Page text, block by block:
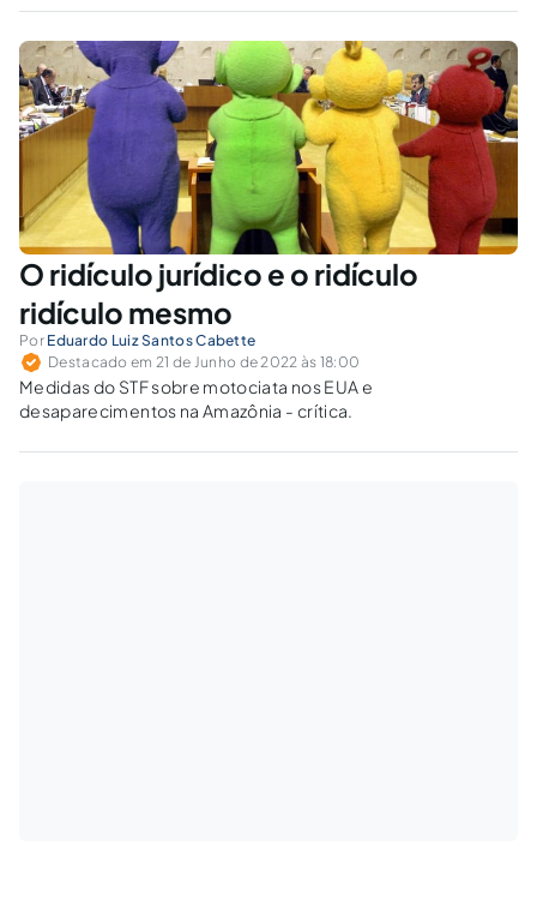
lava jato com os abusos, excessos,
interferências e a violação ao princípio da
separação de poderes praticados pelo poder
judiciário atualmente,...
O ridículo jurídico e o ridículo
ridículo mesmo
Por Eduardo Luiz Santos Cabette
Destacado em 21 de Junho de 2022 às 18:00
Medidas do STF sobre motociata nos EUA e
desaparecimentos na Amazônia - crítica.